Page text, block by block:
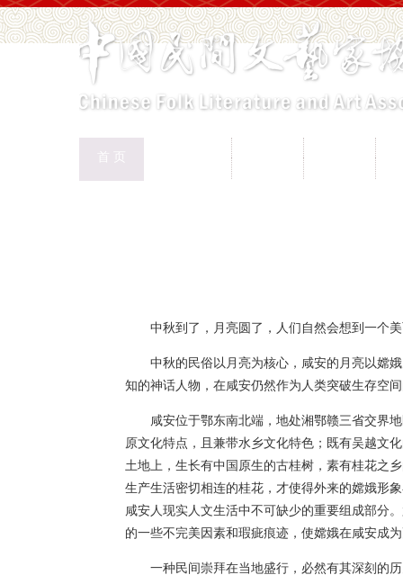
首 页
中秋到了，月亮圆了，人们自然会想到一个
中秋的民俗以月亮为核心，咸安的月亮以嫦
知的神话人物，在咸安仍然作为人类突破生存空
咸安位于鄂东南北端，地处湘鄂赣三省交界
原文化特点，且兼带水乡文化特色；既有吴越文
土地上，生长有中国原生的古桂树，素有桂花之
生产生活密切相连的桂花，才使得外来的嫦娥形
咸安人现实人文生活中不可缺少的重要组成部分
的一些不完美因素和瑕疵痕迹，使嫦娥在咸安成
一种民间崇拜在当地盛行，必然有其深刻的